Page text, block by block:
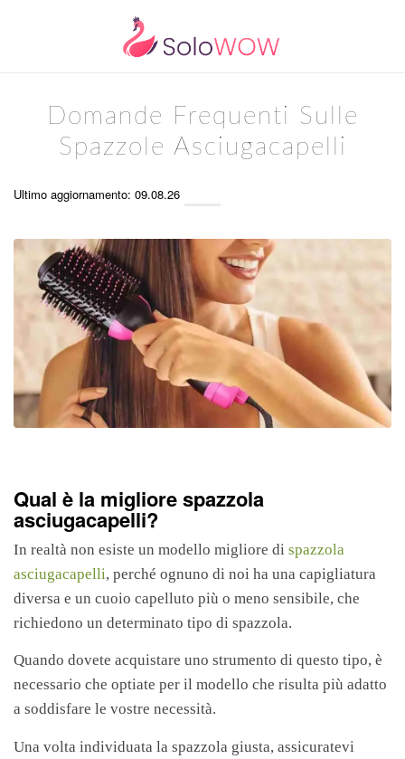
Domande Frequenti Sulle
Spazzole Asciugacapelli
Ultimo aggiornamento: 09.08.26
Qual è la migliore spazzola
asciugacapelli?
In realtà non esiste un modello migliore di spazzola
asciugacapelli, perché ognuno di noi ha una capigliatura
diversa e un cuoio capelluto più o meno sensibile, che
richiedono un determinato tipo di spazzola.
Quando dovete acquistare uno strumento di questo tipo, è
necessario che optiate per il modello che risulta più adatto
a soddisfare le vostre necessità.
Una volta individuata la spazzola giusta, assicuratevi